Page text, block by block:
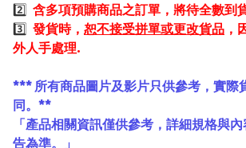
2️⃣ 含多項預購商品之訂單，將待全數到
3️⃣ 發貨時， 恕不接受拼單或更改貨品 ，
外人手處理.
*** 所有商品圖片及影片只供參考，實際
同。**
「產品相關資訊僅供參考，詳細規格與
告為準。」